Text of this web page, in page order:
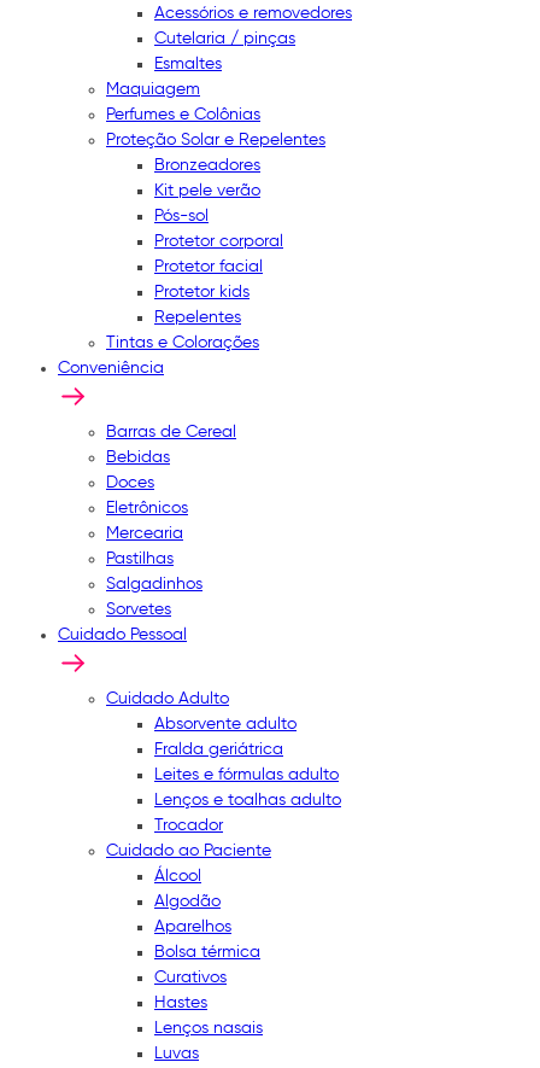
Acessórios e removedores
Cutelaria / pinças
Esmaltes
Maquiagem
Perfumes e Colônias
Proteção Solar e Repelentes
Bronzeadores
Kit pele verão
Pós-sol
Protetor corporal
Protetor facial
Protetor kids
Repelentes
Tintas e Colorações
Conveniência
Barras de Cereal
Bebidas
Doces
Eletrônicos
Mercearia
Pastilhas
Salgadinhos
Sorvetes
Cuidado Pessoal
Cuidado Adulto
Absorvente adulto
Fralda geriátrica
Leites e fórmulas adulto
Lenços e toalhas adulto
Trocador
Cuidado ao Paciente
Álcool
Algodão
Aparelhos
Bolsa térmica
Curativos
Hastes
Lenços nasais
Luvas